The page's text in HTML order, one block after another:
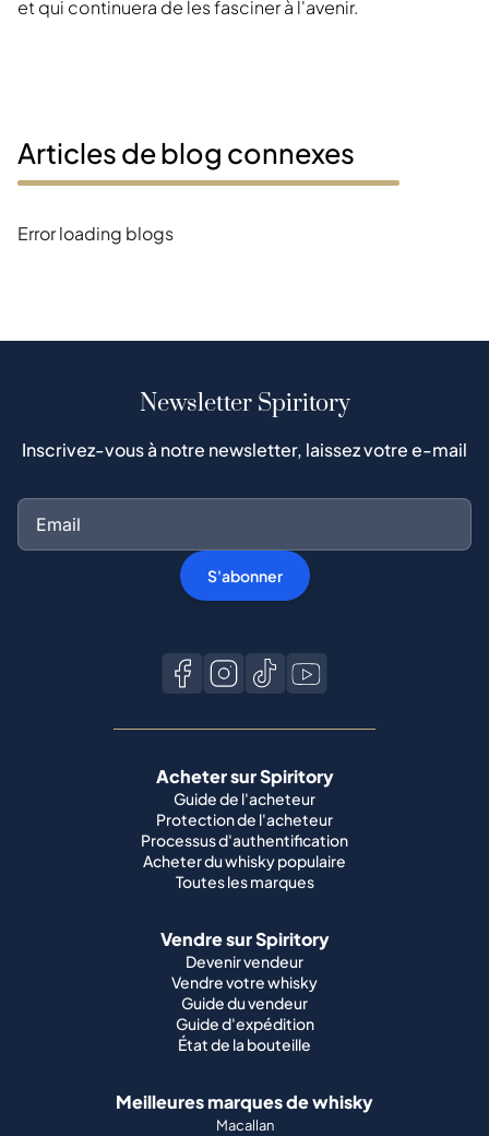
et qui continuera de les fasciner à l'avenir.
Articles de blog connexes
Error loading blogs
Newsletter Spiritory
Inscrivez-vous à notre newsletter, laissez votre e-mail
S'abonner
Acheter sur Spiritory
Guide de l'acheteur
Protection de l'acheteur
Processus d'authentification
Acheter du whisky populaire
Toutes les marques
Vendre sur Spiritory
Devenir vendeur
Vendre votre whisky
Guide du vendeur
Guide d'expédition
État de la bouteille
Meilleures marques de whisky
Macallan